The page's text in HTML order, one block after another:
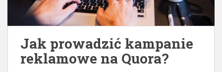
Jak prowadzić kampanie
reklamowe na Quora?